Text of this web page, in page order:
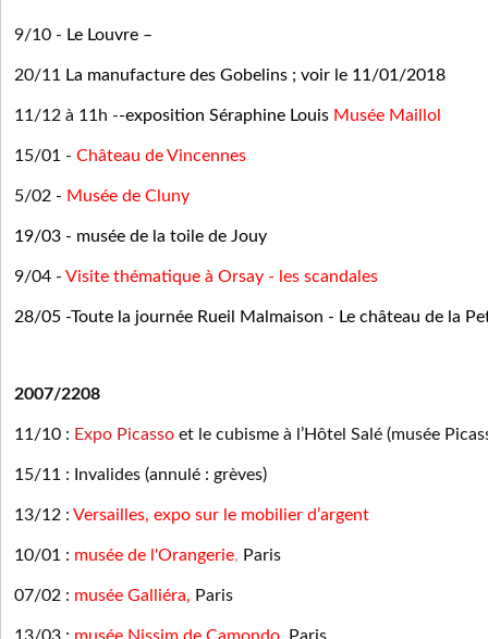
9/10 - Le Louvre –
20/11 La manufacture des Gobelins ; voir le 11/01/2018
11/12 à 11h --exposition Séraphine Louis Musée Maillol
15/01 - Château de Vincennes
5/02 - Musée de Cluny
19/03 - musée de la toile de Jouy
9/04 - Visite thématique à Orsay - les scandales
28/05 -Toute la journée Rueil Malmaison - Le château de la
2007/2208
11/10 : Expo Picasso et le cubisme à l’Hôtel Salé (musée
15/11 : Invalides (annulé : grèves)
13/12 : Versailles, expo sur le mobilier d’argent
10/01 : musée de l'Orangerie, Paris
07/02 : musée Galliéra, Paris